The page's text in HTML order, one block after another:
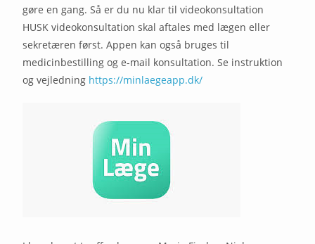
gøre en gang. Så er du nu klar til videokonsultation
HUSK videokonsultation skal aftales med lægen eller
sekretæren først. Appen kan også bruges til
medicinbestilling og e-mail konsultation. Se instruktion
og vejledning https://minlaegeapp.dk/